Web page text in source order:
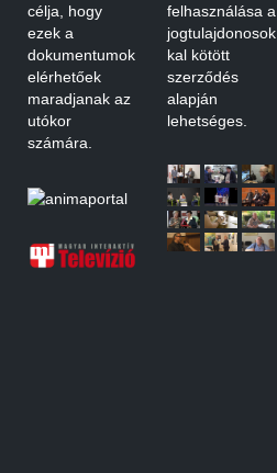
célja, hogy
ezek a
dokumentumok
elérhetőek
maradjanak az
utókor
számára.
felhasználása a
jogtulajdonosok
kal kötött
szerződés
alapján
lehetséges.